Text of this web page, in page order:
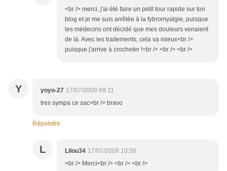
<br /> merci, j'ai été faire un petit tour rapide sur ton
blog et je me suis arrêtée à la fybromyalgie, puisque
les médecins ont décidé que mes douleurs venaient
de là. Avec les traitements, cela va mieux<br />
puisque j'arrive à crocheter !<br /> <br /> <br />
Y yoyo-27 17/07/2009 09:11
tres sympa ce sac<br /> bravo
Répondre
L Lilou34 17/07/2009 10:56
<br /> Merci<br /> <br /> <br />